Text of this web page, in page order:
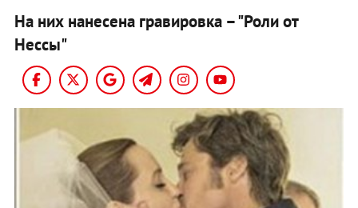
На них нанесена гравировка – "Роли от
Нессы"